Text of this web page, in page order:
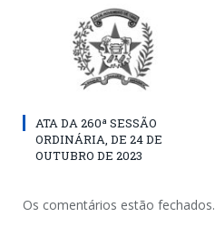
ATA DA 260ª SESSÃO
ORDINÁRIA, DE 24 DE
OUTUBRO DE 2023
Os comentários estão fechados.